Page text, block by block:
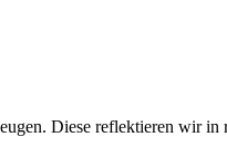
Diese reflektieren wir